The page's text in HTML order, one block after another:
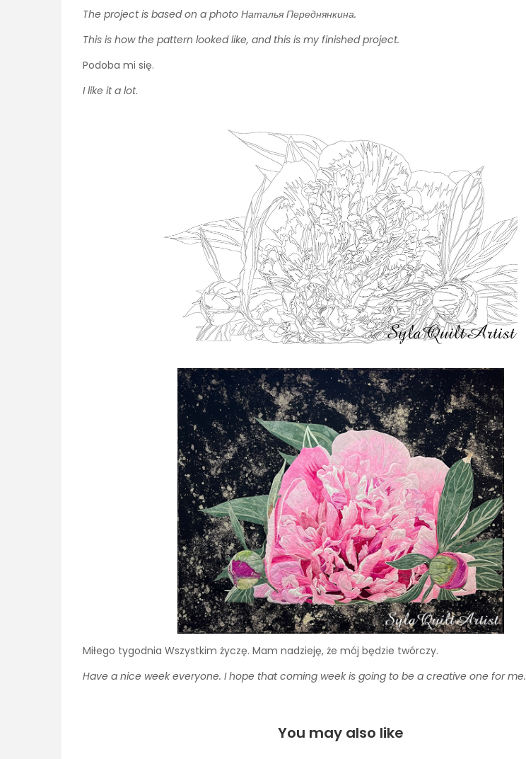
The project is based on a photo Наталья Переднянкина.
This is how the pattern looked like, and this is my finished project.
Podoba mi się.
I like it a lot.
Miłego tygodnia Wszystkim życzę. Mam nadzieję, że mój będzie twórczy.
Have a nice week everyone. I hope that coming week is going to be a creative one for me.
You may also like